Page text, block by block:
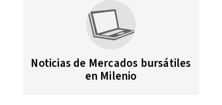
Noticias de Mercados bursátiles
en Milenio